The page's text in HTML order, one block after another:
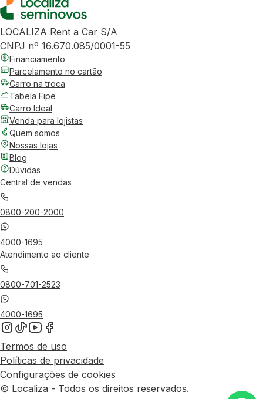
LOCALIZA Rent a Car S/A
CNPJ nº 16.670.085/0001-55
Financiamento
Parcelamento no cartão
Carro na troca
Tabela Fipe
Carro Ideal
Venda para lojistas
Quem somos
Nossas lojas
Blog
Dúvidas
Central de vendas
0800-200-2000
4000-1695
Atendimento ao cliente
0800-701-2523
4000-1695
Termos de uso
Políticas de privacidade
Configurações de cookies
© Localiza - Todos os direitos reservados.